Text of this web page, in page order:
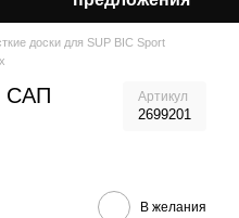
доски для SUP BIC Sport
САП
Артикул
2699201
В желания